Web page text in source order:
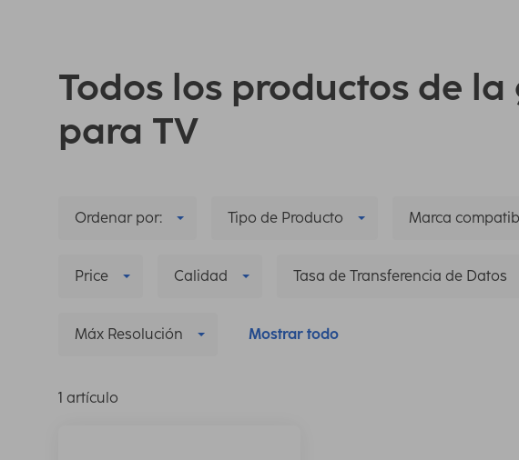
Todos los productos de
para TV
Ordenar por: Tipo de Producto Marca
Price Calidad Tasa de Transferencia de Datos
Máx Resolución Mostrar todo
1 artículo